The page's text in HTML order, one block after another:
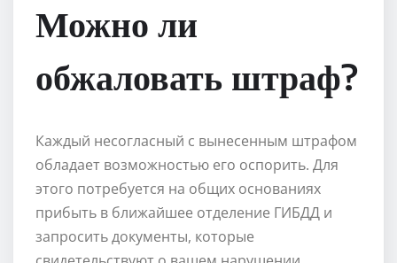
Можно ли
обжаловать штраф?
Каждый несогласный с вынесенным штрафом
обладает возможностью его оспорить. Для
этого потребуется на общих основаниях
прибыть в ближайшее отделение ГИБДД и
запросить документы, которые